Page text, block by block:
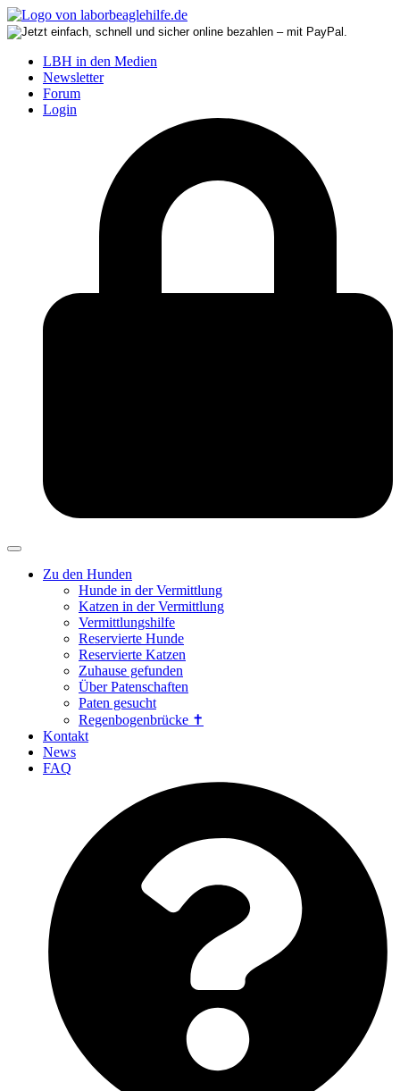
LBH in den Medien
Newsletter
Forum
Login
Zu den Hunden
Hunde in der Vermittlung
Katzen in der Vermittlung
Vermittlungshilfe
Reservierte Hunde
Reservierte Katzen
Zuhause gefunden
Über Patenschaften
Paten gesucht
Regenbogenbrücke ✝
Kontakt
News
FAQ